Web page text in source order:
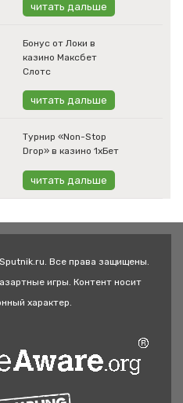
читать дальше
Бонус от Локи в
казино Максбет
Слотс
читать дальше
Турнир «Non-Stop
Drop» в казино 1хБет
читать дальше
Все права защищены.
игры. Контент носит
характер.